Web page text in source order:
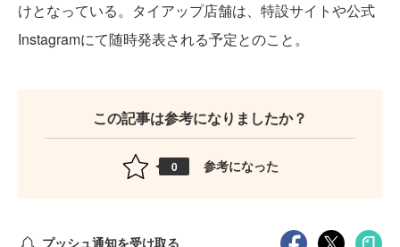
けとなっている。タイアップ店舗は、特設サイトや公式
Instagramにて随時発表される予定とのこと。
この記事は参考になりましたか？
0 参考になった
プッシュ通知を受け取る